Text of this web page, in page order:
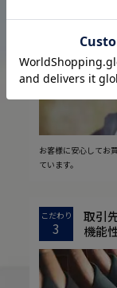
お客様に安心してお
ています。
こだわり
3
取引
機能